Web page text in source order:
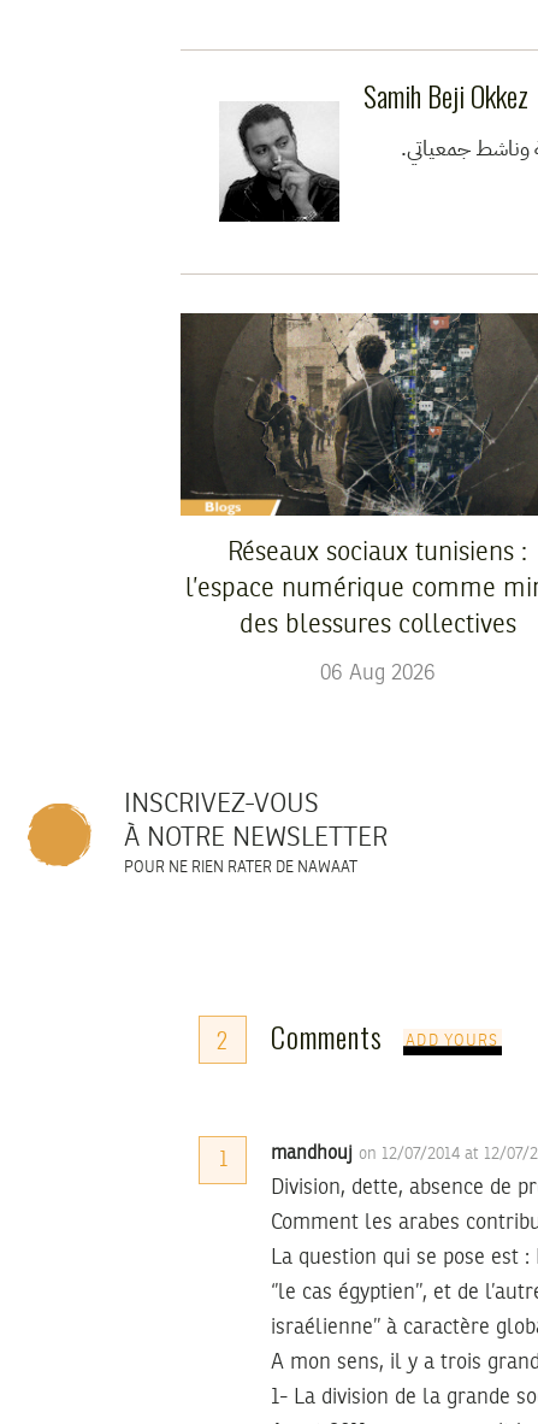
Samih Beji Okkez
وناشط جمعياتي.
Réseaux sociaux tunisiens :
l’espace numérique comme
des blessures collectives
06 Aug 2026
INSCRIVEZ-VOUS
À NOTRE NEWSLETTER
POUR NE RIEN RATER DE NAWAAT
2 Comments ADD YOURS
1 mandhouj on 12/07/2014 at 12/07/
Division, dette, absence de
Comment les arabes
La question qui se pose est
‘’le cas égyptien’’, et de
israélienne’’ à caractère
A mon sens, il y a trois
1- La division de la grande